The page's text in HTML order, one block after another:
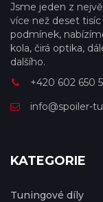
Jsme jeden z
více než deset
podmínek,
kola, čirá optika,
dalšího.
+420 602 650
info@spoiler-
KATEGORIE
Tuningové díly